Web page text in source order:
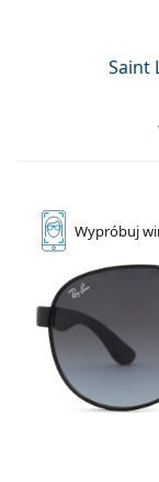
Saint
Wypróbuj